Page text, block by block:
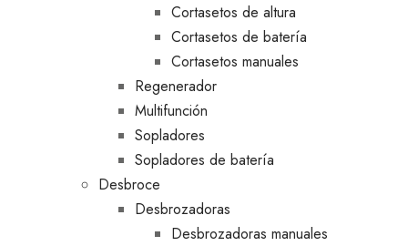
Cortasetos de altura
Cortasetos de batería
Cortasetos manuales
Regenerador
Multifunción
Sopladores
Sopladores de batería
Desbroce
Desbrozadoras
Desbrozadoras manuales